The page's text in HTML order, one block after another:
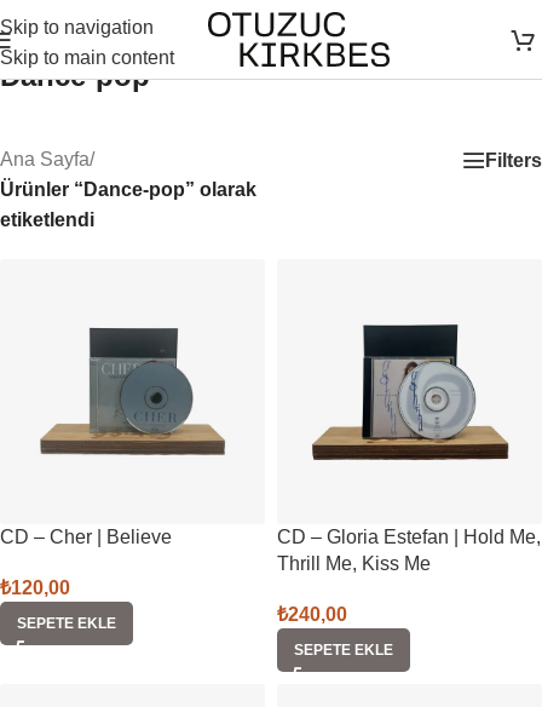
Skip to navigation
Skip to main content
Dance-pop
Ana Sayfa/
Ürünler “Dance-pop” olarak
etiketlendi
Filters
CD – Cher | Believe
₺120,00
SEPETE EKLE
CD – Gloria Estefan | Hold Me,
Thrill Me, Kiss Me
₺240,00
SEPETE EKLE